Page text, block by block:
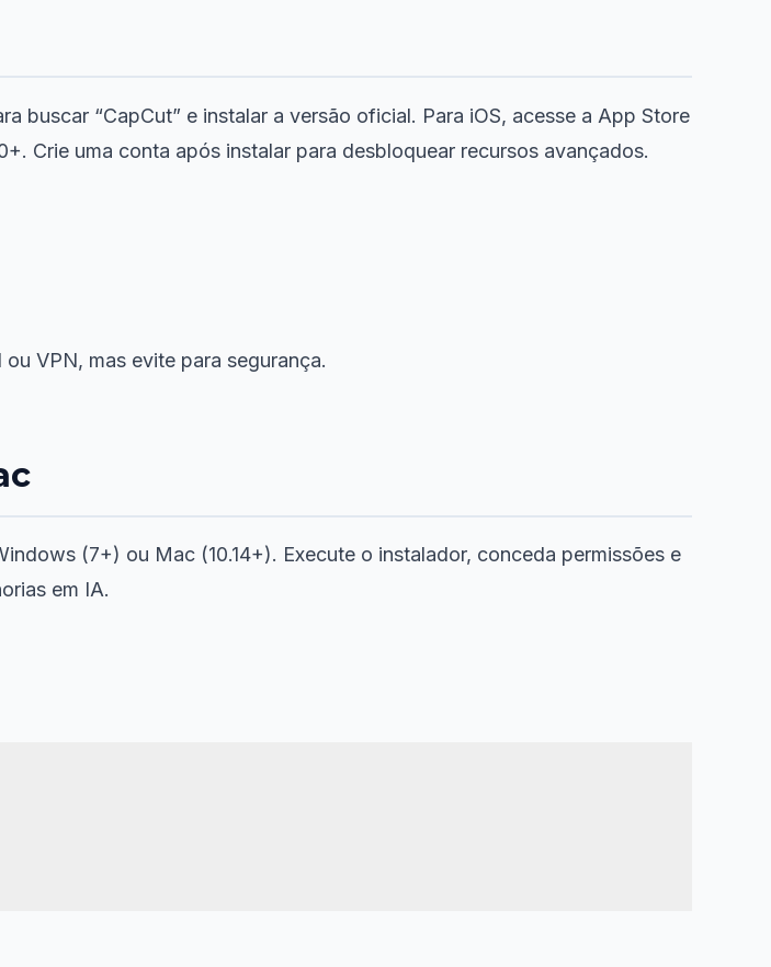
buscar “CapCut” e instalar a versão oficial. Para iOS, acesse a App Store
Crie uma conta após instalar para desbloquear recursos avançados.
VPN, mas evite para segurança.
(7+) ou Mac (10.14+). Execute o instalador, conceda permissões e
em IA.